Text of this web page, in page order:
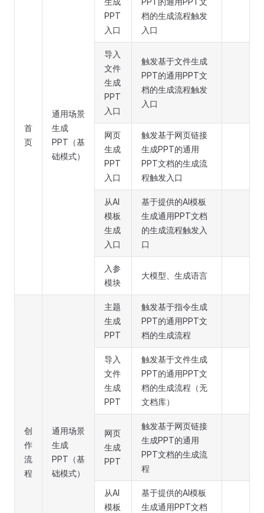
首
页
通用场景
生成
PPT（基
础模式）
PPT
入口
档的生成流程触发
入口
导入
文件
生成
PPT
入口
触发基于文件生成
PPT的通用PPT文
档的生成流程触发
入口
网页
生成
PPT
入口
触发基于网页链接
生成PPT的通用
PPT文档的生成流
程触发入口
从AI
模板
生成
入口
基于提供的AI模板
生成通用PPT文档
的生成流程触发入
口
入参
模块
大模型、生成语言
创
作
流
程
通用场景
生成
PPT（基
础模式）
主题
生成
PPT
触发基于指令生成
PPT的通用PPT文
档的生成流程
导入
文件
生成
PPT
触发基于文件生成
PPT的通用PPT文
档的生成流程（无
文档库）
网页
生成
PPT
触发基于网页链接
生成PPT的通用
PPT文档的生成流
程
从AI
模板
基于提供的AI模板
生成通用PPT文档